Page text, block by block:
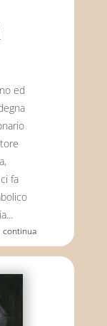
ed
fa
continua